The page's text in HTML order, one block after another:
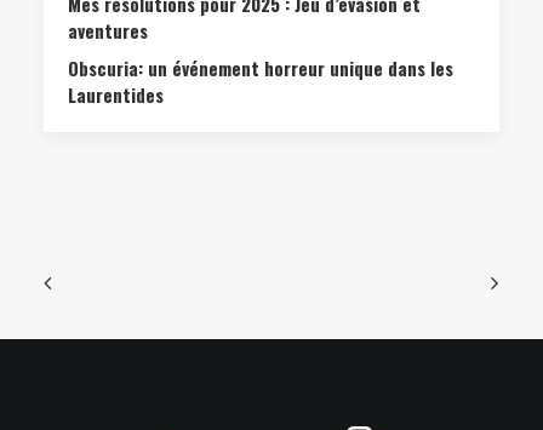
aventures
Obscuria: un événement horreur unique dans les
Laurentides